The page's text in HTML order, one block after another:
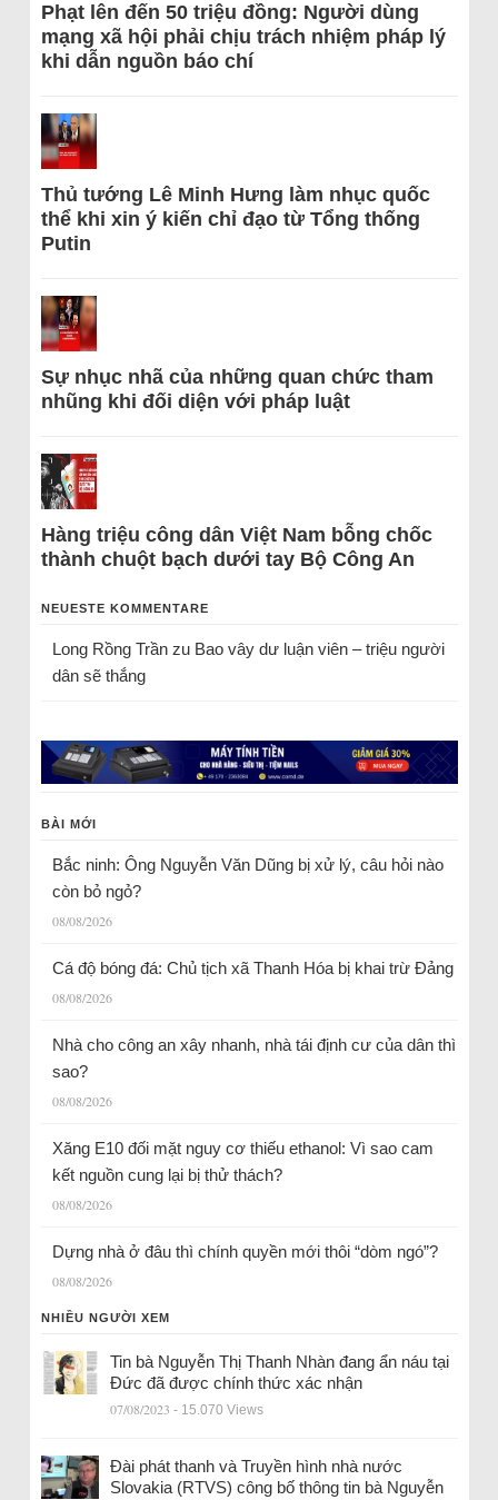
Phạt lên đến 50 triệu đồng: Người dùng
mạng xã hội phải chịu trách nhiệm pháp lý
khi dẫn nguồn báo chí
Thủ tướng Lê Minh Hưng làm nhục quốc
thể khi xin ý kiến chỉ đạo từ Tổng thống
Putin
Sự nhục nhã của những quan chức tham
nhũng khi đối diện với pháp luật
Hàng triệu công dân Việt Nam bỗng chốc
thành chuột bạch dưới tay Bộ Công An
NEUESTE KOMMENTARE
Long Rồng Trầnzu Bao vây dư luận viên – triệu người
dân sẽ thắng
BÀI MỚI
Bắc ninh: Ông Nguyễn Văn Dũng bị xử lý, câu hỏi nào
còn bỏ ngỏ?
08/08/2026
Cá độ bóng đá: Chủ tịch xã Thanh Hóa bị khai trừ Đảng
08/08/2026
Nhà cho công an xây nhanh, nhà tái định cư của dân thì
sao?
08/08/2026
Xăng E10 đối mặt nguy cơ thiếu ethanol: Vì sao cam
kết nguồn cung lại bị thử thách?
08/08/2026
Dựng nhà ở đâu thì chính quyền mới thôi “dòm ngó”?
08/08/2026
NHIỀU NGƯỜI XEM
Tin bà Nguyễn Thị Thanh Nhàn đang ẩn náu tại
Đức đã được chính thức xác nhận
07/08/2023 - 15.070 Views
Đài phát thanh và Truyền hình nhà nước
Slovakia (RTVS) công bố thông tin bà Nguyễn